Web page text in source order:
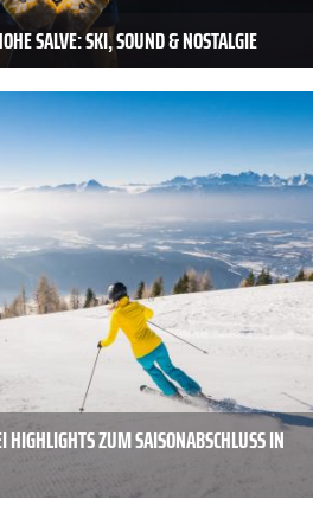
SALVE: SKI, SOUND & NOSTALGIE
ZUM SAISONABSCHLUSS IN